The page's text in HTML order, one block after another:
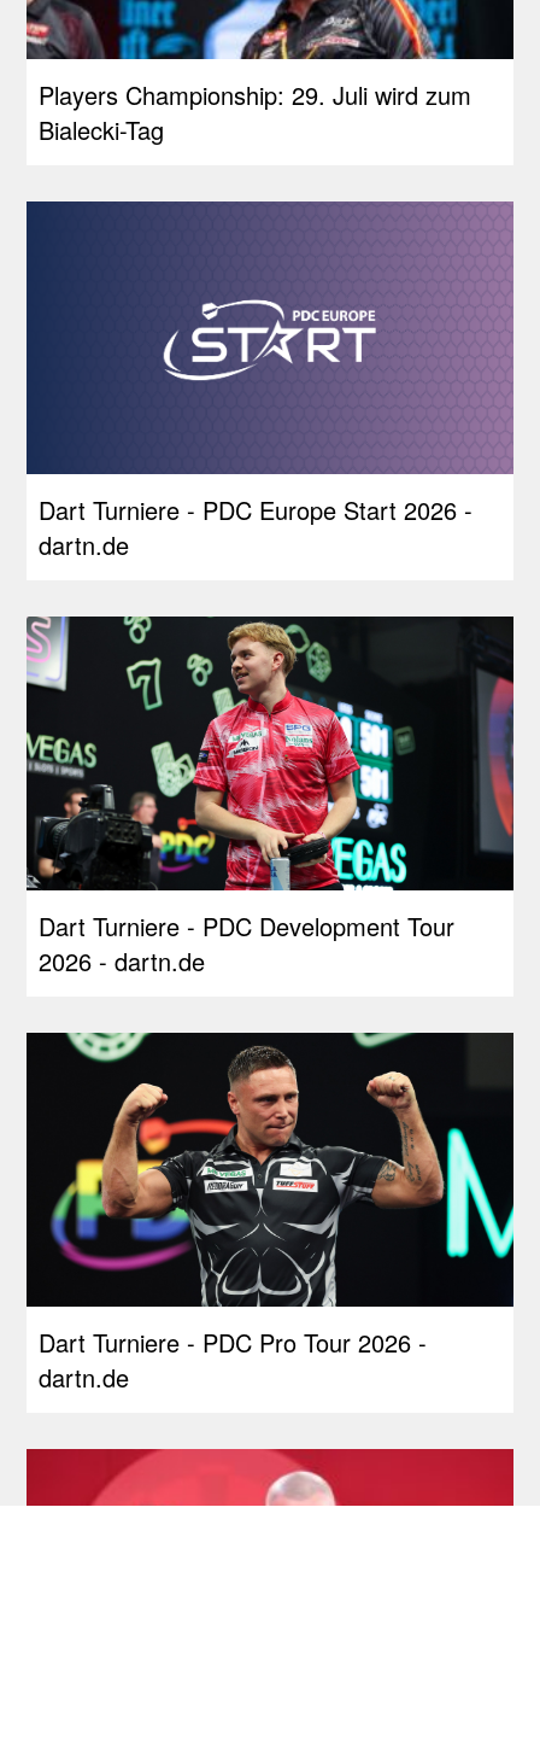
Players Championship: 29. Juli wird zum
Bialecki-Tag
Dart Turniere - PDC Europe Start 2026 -
dartn.de
Dart Turniere - PDC Development Tour
2026 - dartn.de
Dart Turniere - PDC Pro Tour 2026 -
dartn.de